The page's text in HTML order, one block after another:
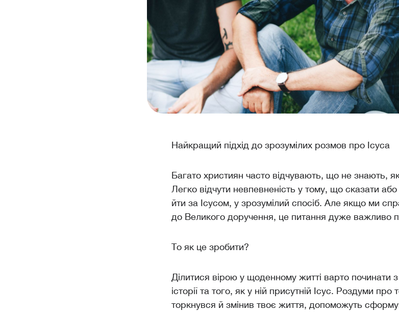
Найкращий підхід до зрозумілих розмов про Ісуса
Багато християн часто відчувають, що не знають,
Легко відчути невпевненість у тому, що сказати
йти за Ісусом, у зрозумілий спосіб. Але якщо ми
до Великого доручення, це питання дуже важливо
То як це зробити?
Ділитися вірою у щоденному житті варто починати з
історії та того, як у ній присутній Ісус. Роздуми
торкнувся й змінив твоє життя, допоможуть